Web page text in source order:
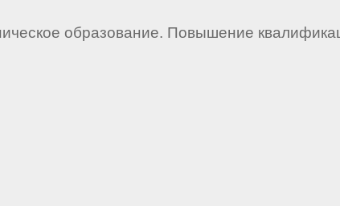
образование. Повышение